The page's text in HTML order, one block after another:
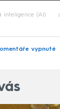
inteligence (AI)
vypnuté